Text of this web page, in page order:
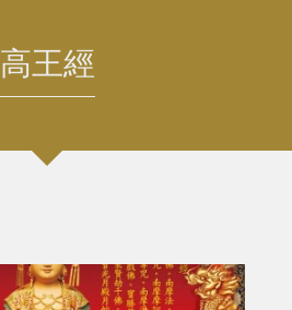
高王經